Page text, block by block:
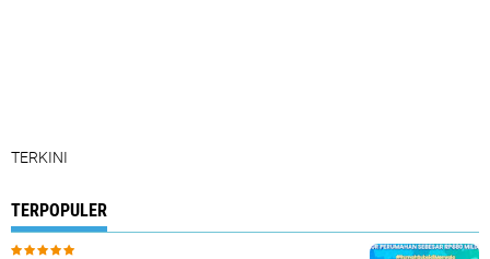
TERKINI
TERPOPULER